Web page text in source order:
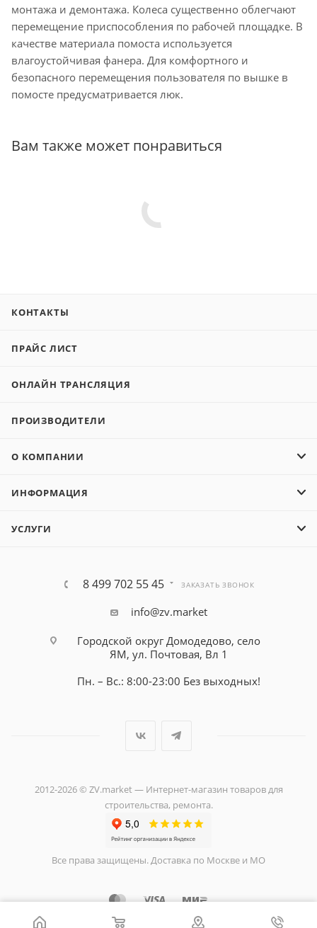
монтажа и демонтажа. Колеса существенно облегчают
перемещение приспособления по рабочей площадке. В
качестве материала помоста используется
влагоустойчивая фанера. Для комфортного и
безопасного перемещения пользователя по вышке в
помосте предусматривается люк.
Вам также может понравиться
КОНТАКТЫ
ПРАЙС ЛИСТ
ОНЛАЙН ТРАНСЛЯЦИЯ
ПРОИЗВОДИТЕЛИ
О КОМПАНИИ
ИНФОРМАЦИЯ
УСЛУГИ
8 499 702 55 45 ЗАКАЗАТЬ ЗВОНОК
info@zv.market
Городской округ Домодедово, село
ЯМ, ул. Почтовая, Вл 1
Пн. – Вс.: 8:00-23:00 Без выходных!
2012-2026 © ZV.market — Интернет-магазин товаров для
строительства, ремонта.
Все права защищены. Доставка по Москве и МО